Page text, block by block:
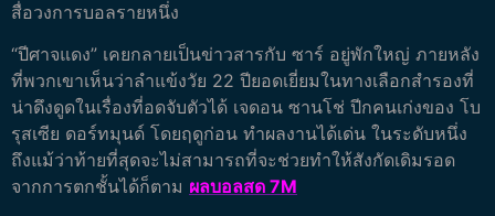
สื่อวงการบอลรายหนึ่ง
“ปีศาจแดง” เคยกลายเป็นข่าวสารกับ ซาร์ อยู่พักใหญ่ ภายหลัง
ที่พวกเขาเห็นว่าลำแข้งวัย 22 ปียอดเยี่ยมในทางเลือกสำรองที่
น่าดึงดูดในเรื่องที่อดจับตัวได้ เจดอน ซานโช่ ปีกคนเก่งของ โบ
รุสเซีย ดอร์ทมุนด์ โดยฤดูก่อน ทำผลงานได้เด่น ในระดับหนึ่ง
ถึงแม้ว่าท้ายที่สุดจะไม่สามารถที่จะช่วยทำให้สังกัดเดิมรอด
จากการตกชั้นได้ก็ตาม ผลบอลสด 7M